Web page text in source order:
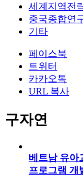
세계지역전
중국종합연
기타
페이스북
트위터
카카오톡
URL 복사
구자연
베트남 유아
프로그램 개